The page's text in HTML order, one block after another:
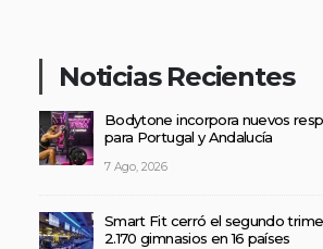
Noticias Recientes
Bodytone incorpora nuevos
para Portugal y Andalucía
7 Ago, 2026
Smart Fit cerró el segundo
2.170 gimnasios en 16 países